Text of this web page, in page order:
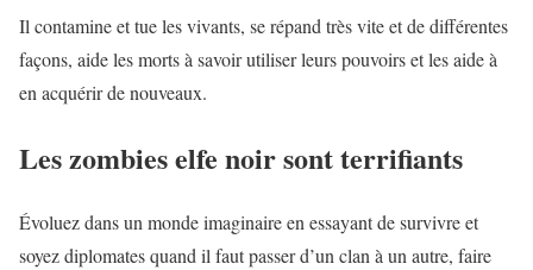
Il contamine et tue les vivants, se répand très vite et de différentes
façons, aide les morts à savoir utiliser leurs pouvoirs et les aide à
en acquérir de nouveaux.
Les zombies elfe noir sont terrifiants
Évoluez dans un monde imaginaire en essayant de survivre et
soyez diplomates quand il faut passer d’un clan à un autre, faire